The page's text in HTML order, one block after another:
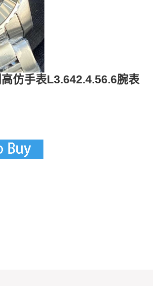
仿手表L3.642.4.56.6腕表